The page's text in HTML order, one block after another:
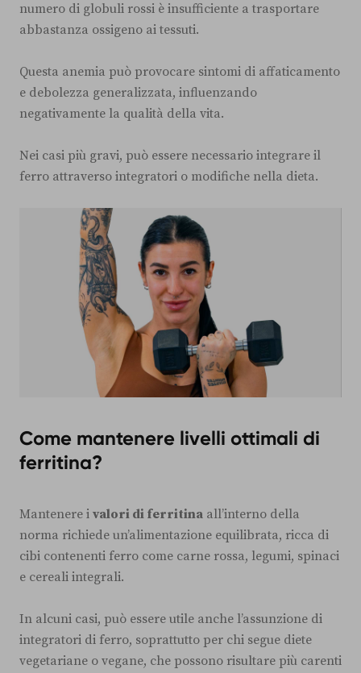
numero di globuli rossi è insufficiente a trasportare
abbastanza ossigeno ai tessuti.
Questa anemia può provocare sintomi di affaticamento
e debolezza generalizzata, influenzando
negativamente la qualità della vita.
Nei casi più gravi, può essere necessario integrare il
ferro attraverso integratori o modifiche nella dieta.
Come mantenere livelli ottimali di
ferritina?
Mantenere i valori di ferritina all’interno della
norma richiede un’alimentazione equilibrata, ricca di
cibi contenenti ferro come carne rossa, legumi, spinaci
e cereali integrali.
In alcuni casi, può essere utile anche l’assunzione di
integratori di ferro, soprattutto per chi segue diete
vegetariane o vegane, che possono risultare più carenti